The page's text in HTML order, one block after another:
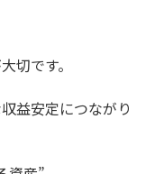
切です。
益安定につながり